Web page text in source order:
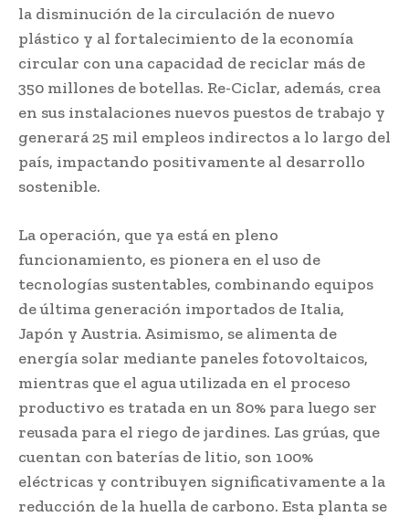
la disminución de la circulación de nuevo
plástico y al fortalecimiento de la economía
circular con una capacidad de reciclar más de
350 millones de botellas. Re-Ciclar, además, crea
en sus instalaciones nuevos puestos de trabajo y
generará 25 mil empleos indirectos a lo largo del
país, impactando positivamente al desarrollo
sostenible.
La operación, que ya está en pleno
funcionamiento, es pionera en el uso de
tecnologías sustentables, combinando equipos
de última generación importados de Italia,
Japón y Austria. Asimismo, se alimenta de
energía solar mediante paneles fotovoltaicos,
mientras que el agua utilizada en el proceso
productivo es tratada en un 80% para luego ser
reusada para el riego de jardines. Las grúas, que
cuentan con baterías de litio, son 100%
eléctricas y contribuyen significativamente a la
reducción de la huella de carbono. Esta planta se